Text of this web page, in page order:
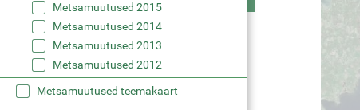
Metsamuutused 2015
Metsamuutused 2014
Metsamuutused 2013
Metsamuutused 2012
Metsamuutused teemakaart